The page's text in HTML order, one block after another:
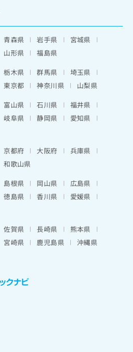
青森県 岩手県
宮城県
山形県
福島県
栃木県 群馬県
埼玉県
東京都 神奈川県
山梨県
富山県 石川県
福井県
岐阜県 静岡県
愛知県
京都府 大阪府
兵庫県
和歌山県
島根県 岡山県
広島県
徳島県 香川県
愛媛県
佐賀県 長崎県
熊本県
宮崎県 鹿児島県 沖縄県